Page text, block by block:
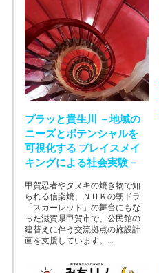
プラッと貴生川 －地域の
ニーズとポテンシャルを
可視化する プレイスメイ
キングによる社会実験－
甲賀忍者やタヌキの焼き物で知
られる信楽焼、ＮＨＫの朝ドラ
「スカーレット」の舞台にもな
った滋賀県甲賀市で、公民館の
建替えに伴う交流拠点の施設計
画を支援しています。...